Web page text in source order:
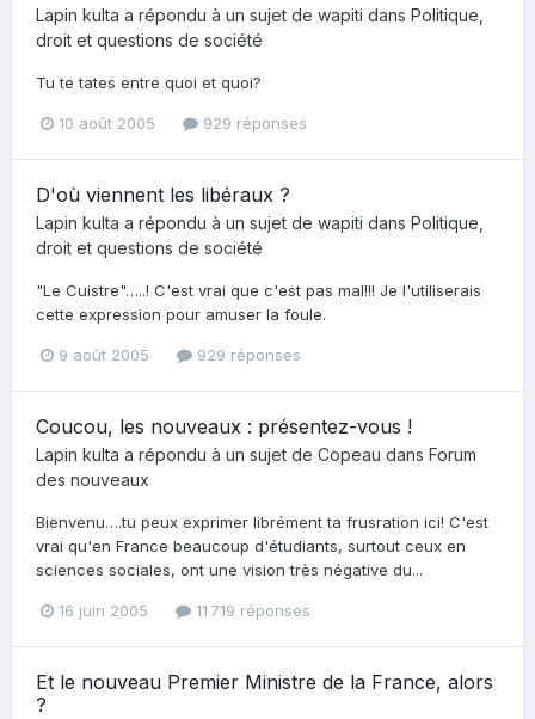
Lapin kulta a répondu à un sujet de wapiti dans Politique,
droit et questions de société
Tu te tates entre quoi et quoi?
10 août 2005 929 réponses
D'où viennent les libéraux ?
Lapin kulta a répondu à un sujet de wapiti dans Politique,
droit et questions de société
"Le Cuistre"…..! C'est vrai que c'est pas mal!!! Je l'utiliserais
cette expression pour amuser la foule.
9 août 2005 929 réponses
Coucou, les nouveaux : présentez-vous !
Lapin kulta a répondu à un sujet de Copeau dans Forum
des nouveaux
Bienvenu….tu peux exprimer librément ta frusration ici! C'est
vrai qu'en France beaucoup d'étudiants, surtout ceux en
sciences sociales, ont une vision très négative du...
16 juin 2005 11 719 réponses
Et le nouveau Premier Ministre de la France, alors
?